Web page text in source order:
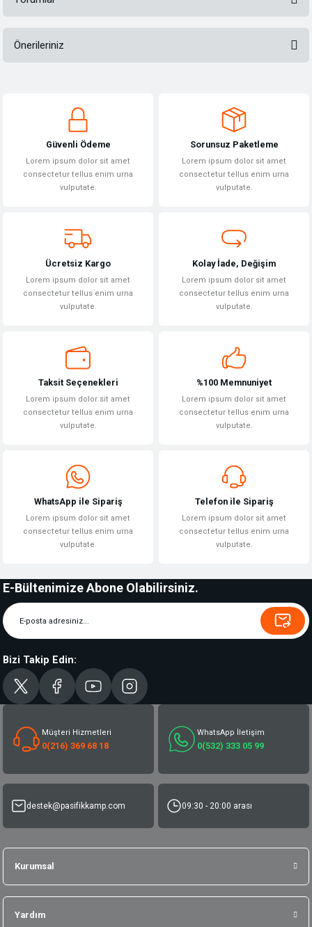
Önerileriniz
Görüş ve önerileriniz için teşekkür ederiz.
Ürün açıklamasında eksik bilgiler bulunuyor.
Ürün bilgilerinde hatalar bulunuyor.
Bu ürüne benzer farklı alternatifler olmalı.
Güvenli Ödeme
Lorem ipsum dolor sit amet
consectetur tellus enim urna
vulputate.
Sorunsuz Paketleme
Lorem ipsum dolor sit amet
consectetur tellus enim urna
vulputate.
Ücretsiz Kargo
Lorem ipsum dolor sit amet
consectetur tellus enim urna
vulputate.
Kolay İade, Değişim
Lorem ipsum dolor sit amet
consectetur tellus enim urna
vulputate.
Taksit Seçenekleri
Lorem ipsum dolor sit amet
consectetur tellus enim urna
vulputate.
%100 Memnuniyet
Lorem ipsum dolor sit amet
consectetur tellus enim urna
vulputate.
WhatsApp ile Sipariş
Lorem ipsum dolor sit amet
consectetur tellus enim urna
vulputate.
Telefon ile Sipariş
Lorem ipsum dolor sit amet
consectetur tellus enim urna
vulputate.
E-Bültenimize Abone Olabilirsiniz.
Bizi Takip Edin:
Müşteri Hizmetleri
0(216) 369 68 18
WhatsApp İletişim
0(532) 333 05 99
destek@pasifikkamp.com 09:30 - 20:00 arası
Kurumsal
Yardım